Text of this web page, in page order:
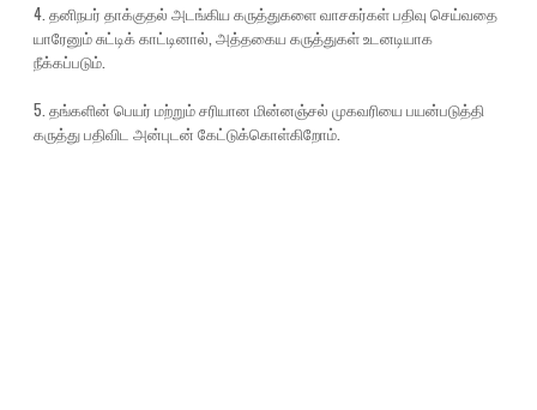
4. தனிநபர் தாக்குதல் அடங்கிய கருத்துகளை வாசகர்கள் பதிவு செய்வதை
யாரேனும் சுட்டிக் காட்டினால், அத்தகைய கருத்துகள் உடனடியாக
நீக்கப்படும்.
5. தங்களின் பெயர் மற்றும் சரியான மின்னஞ்சல் முகவரியை பயன்படுத்தி
கருத்து பதிவிட அன்புடன் கேட்டுக்கொள்கிறோம்.